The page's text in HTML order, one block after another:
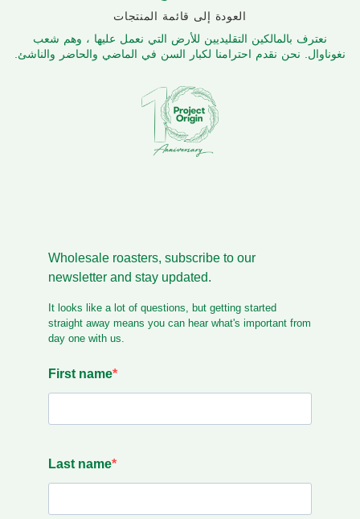
العودة إلى قائمة المنتجات
نعترف بالمالكين التقليديين للأرض التي نعمل عليها ، وهم شعب
نغوناوال. نحن نقدم احترامنا لكبار السن في الماضي والحاضر والناشئ.